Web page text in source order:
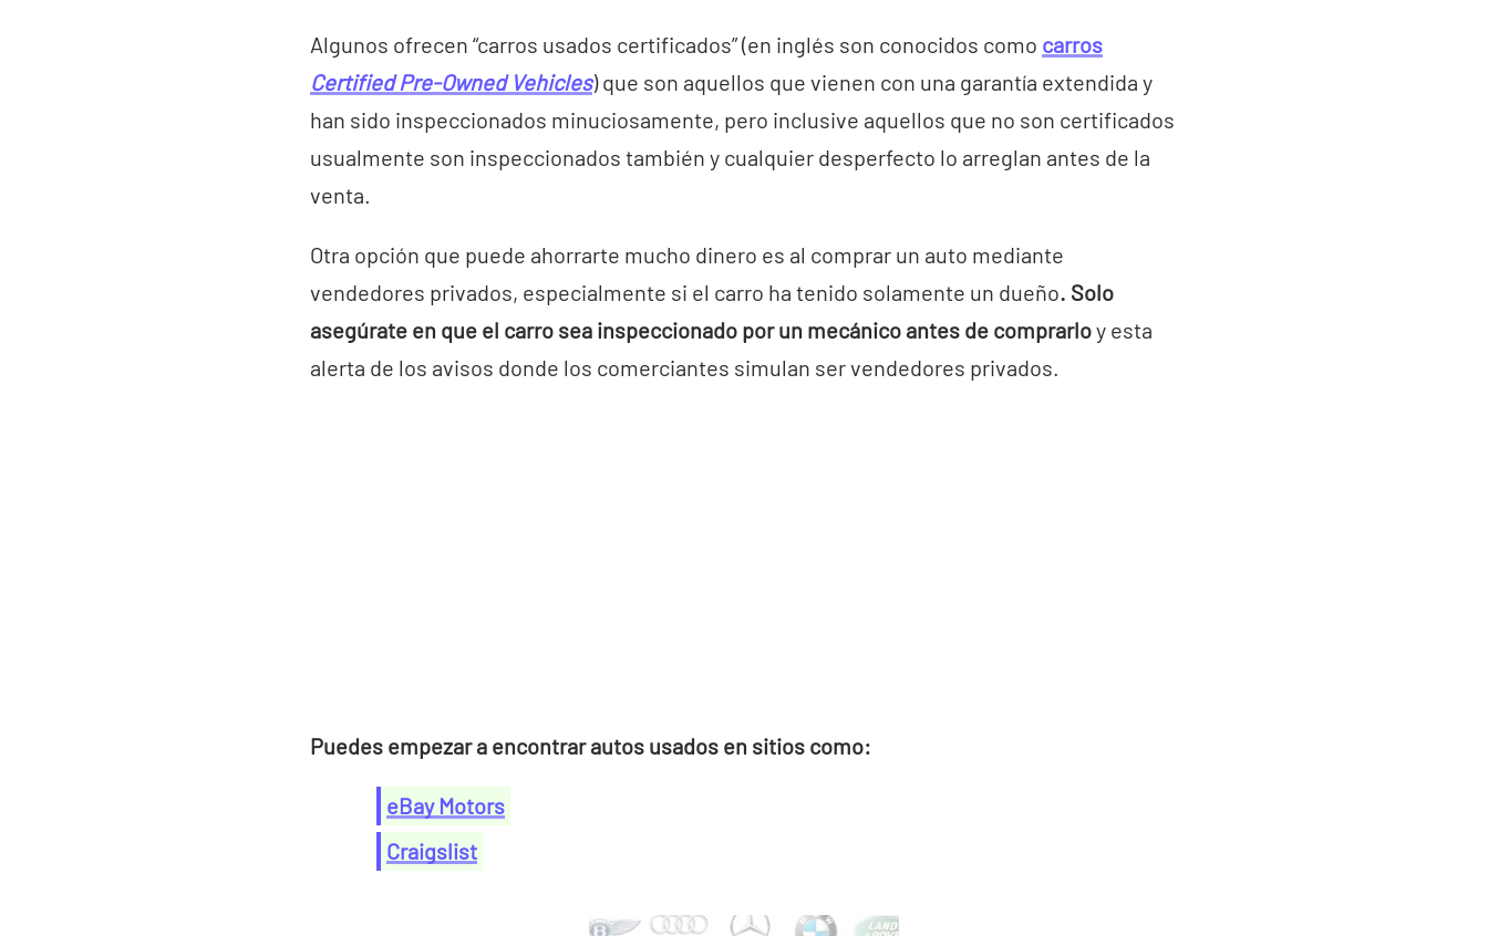
Algunos ofrecen “carros usados certificados” (en inglés son conocidos como carros
Certified Pre-Owned Vehicles) que son aquellos que vienen con una garantía extendida y
han sido inspeccionados minuciosamente, pero inclusive aquellos que no son certificados
usualmente son inspeccionados también y cualquier desperfecto lo arreglan antes de la
venta.
Otra opción que puede ahorrarte mucho dinero es al comprar un auto mediante
vendedores privados, especialmente si el carro ha tenido solamente un dueño. Solo
asegúrate en que el carro sea inspeccionado por un mecánico antes de comprarloy esta
alerta de los avisos donde los comerciantes simulan ser vendedores privados.
Puedes empezar a encontrar autos usados en sitios como:
eBay Motors
Craigslist